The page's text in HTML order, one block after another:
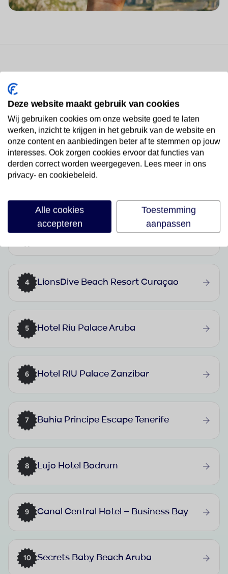
Best geboekte vakanties in Luxe
vakanties
1 Doryssa Seaside Resort
Delphin BE Grand Resort
4 LionsDive Beach Resort Curaçao
5 Hotel Riu Palace Aruba
6 Hotel RIU Palace Zanzibar
7 Bahia Principe Escape Tenerife
8 Lujo Hotel Bodrum
9 Canal Central Hotel – Business Bay
10 Secrets Baby Beach Aruba
Deze website maakt gebruik van cookies
Wij gebruiken cookies om onze website goed te laten
werken, inzicht te krijgen in het gebruik van de website en
onze content en aanbiedingen beter af te stemmen op jouw
interesses. Ook zorgen cookies ervoor dat functies van
derden correct worden weergegeven. Lees meer in ons
privacy- en cookiebeleid.
Alle cookies
accepteren
Toestemming
aanpassen